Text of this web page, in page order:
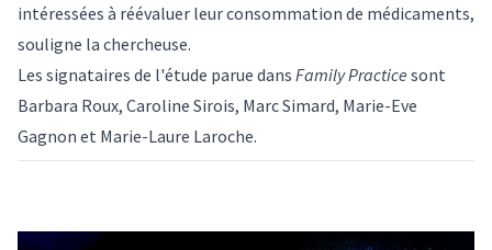
intéressées à réévaluer leur consommation de médicaments,
souligne la chercheuse.
Les signataires de l'étude parue dans Family Practice sont
Barbara Roux, Caroline Sirois, Marc Simard, Marie-Eve
Gagnon et Marie-Laure Laroche.